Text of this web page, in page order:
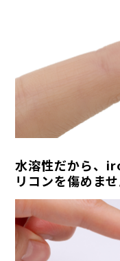
水溶性だから、
リコンを傷めませ